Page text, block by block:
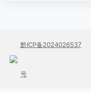
黔ICP备2024026537
号